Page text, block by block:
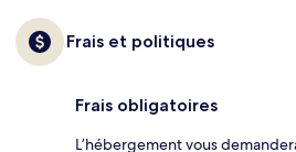
Frais et politiques
Frais obligatoires
L’hébergement vous